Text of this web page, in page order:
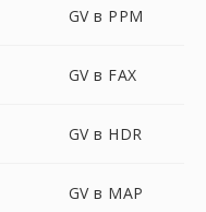
GV в PPM
GV в FAX
GV в HDR
GV в MAP